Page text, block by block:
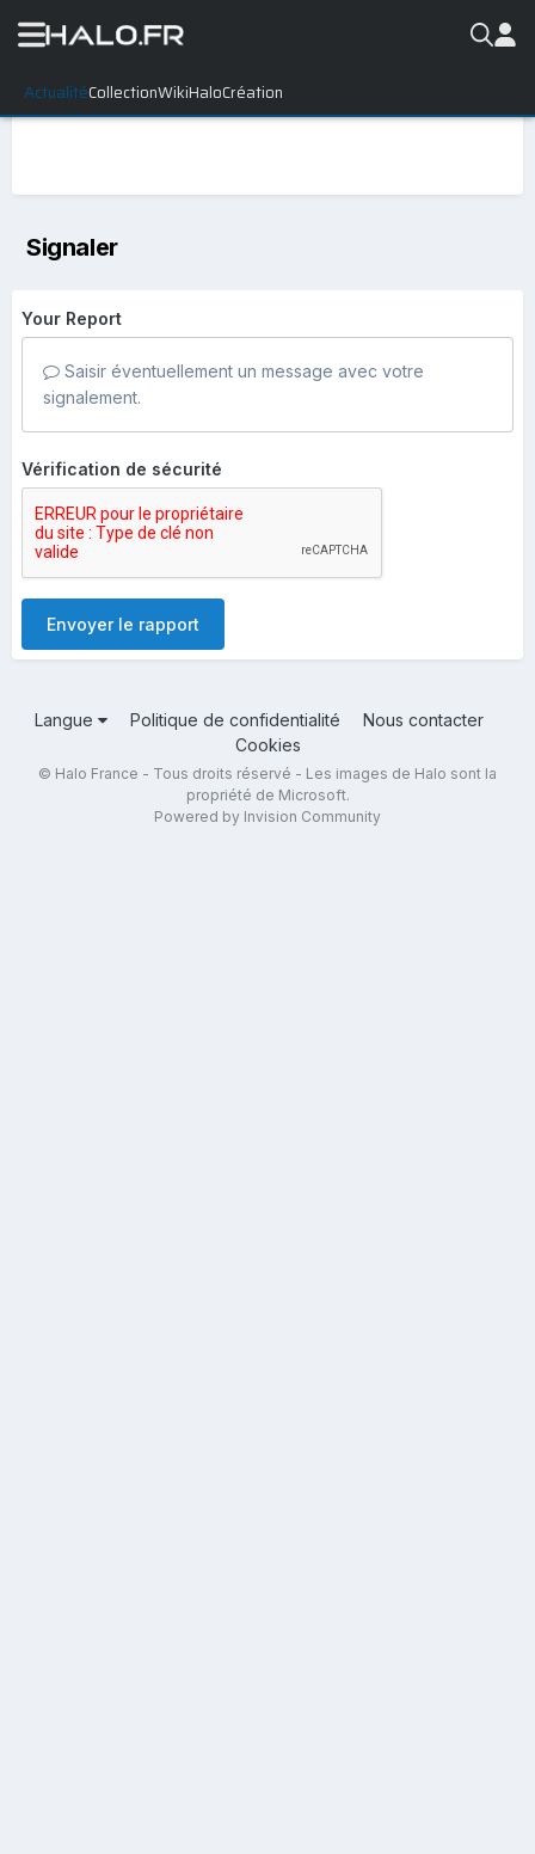
ActualitéCollectionWikiHaloCréation
Signaler
Your Report
Saisir éventuellement un message avec votre
signalement.
Vérification de sécurité
Envoyer le rapport
Langue Politique de confidentialité
Nous contacter
Cookies
© Halo France - Tous droits réservé - Les images de Halo sont la
propriété de Microsoft.
Powered by Invision Community